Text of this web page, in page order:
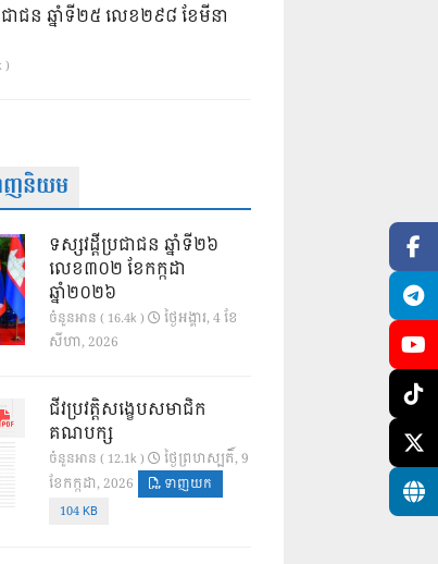
ជាជន ឆ្នាំទី២៥ លេខ២៩៨ ខែមីនា
)
ញនិយម
ទស្សវដ្តីប្រជាជន ឆ្នាំទី២៦
លេខ៣០២ ខែកក្កដា
ឆ្នាំ២០២៦
ចំនួនអាន ( 16.4k )
ថ្ងៃ​អង្គារ, 4 ខែ​
សីហា, 2026
ជីវប្រវត្តិសង្ខេបសមាជិក
គណបក្ស
ចំនួនអាន ( 12.1k )
ថ្ងៃ​ព្រហស្បតិ៍, 9
ខែ​កក្កដា, 2026
ទាញយក
104 KB